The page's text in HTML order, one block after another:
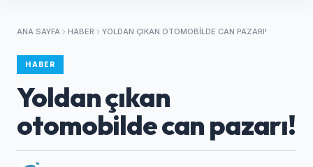
ANA SAYFA HABER YOLDAN ÇIKAN OTOMOBILDE CAN PAZARI!
HABER
Yoldan çıkan
otomobilde can pazarı!